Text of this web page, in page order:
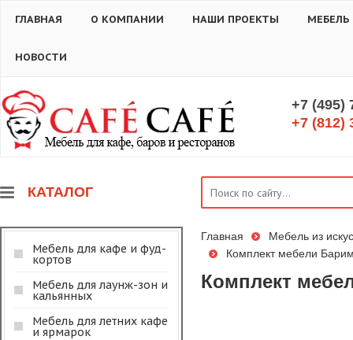
ГЛАВНАЯ О КОМПАНИИ НАШИ ПРОЕКТЫ
НОВОСТИ
+7 (495)
+7 (812)
КАТАЛОГ
Мебель для кафе и фуд-
кортов
Мебель для лаунж-зон и
кальянных
Мебель для летних кафе
и ярмарок
Главная
Мебель из
Комплект мебели
Комплект